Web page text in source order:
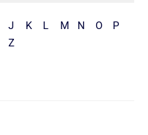
J K L M N O
P
Z